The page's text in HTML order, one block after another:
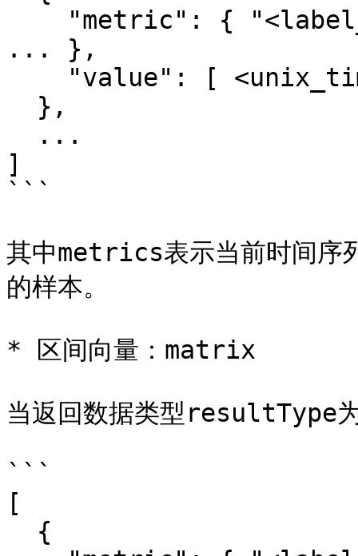
... },
]
```
其中metrics表示当前时间序
的样本。
* 区间向量：matrix
当返回数据类型resultType
```
[